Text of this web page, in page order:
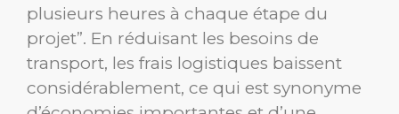
plusieurs heures à chaque étape du
projet”. En réduisant les besoins de
transport, les frais logistiques baissent
considérablement, ce qui est synonyme